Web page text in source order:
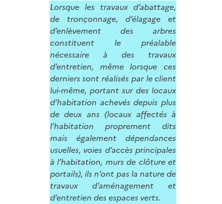
Lorsque les travaux d’abattage,
de tronçonnage, d’élagage et
d’enlèvement des arbres
constituent le préalable
nécessaire à des travaux
d’entretien, même lorsque ces
derniers sont réalisés par le client
lui-même, portant sur des locaux
d’habitation achevés depuis plus
de deux ans (locaux affectés à
l’habitation proprement dits
mais également dépendances
usuelles, voies d’accès principales
à l’habitation, murs de clôture et
portails), ils n’ont pas la nature de
travaux d’aménagement et
d’entretien des espaces verts.